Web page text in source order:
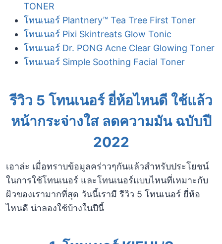
TONER
โทนเนอร์ Plantnery™ Tea Tree First Toner
โทนเนอร์ Pixi Skintreats Glow Tonic
โทนเนอร์ Dr. PONG Acne Clear Glowing Toner
โทนเนอร์ Simple Soothing Facial Toner
รีวิว 5 โทนเนอร์ ยี่ห้อไหนดี ใช้แล้ว
หน้ากระจ่างใส ลดความมัน ฉบับปี
2022
เอาล่ะ เมื่อทราบข้อมูลคร่าวๆกันแล้วสำหรับประโยชน์
ในการใช้โทนเนอร์ และโทนเนอร์แบบไหนที่เหมาะกับ
ผิวของเรามากที่สุด วันนี้เรามี รีวิว 5 โทนเนอร์ ยี่ห้อ
ไหนดี น่าลองใช้บ้างในปีนี้